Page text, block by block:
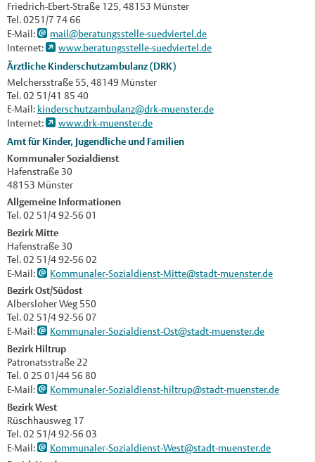
Friedrich-Ebert-Straße 125, 48153 Münster
Tel. 0251/7 74 66
E-Mail:
mail@beratungsstelle-suedviertel.de
Internet:
www.beratungsstelle-suedviertel.de
Ärztliche Kinderschutzambulanz (DRK)
Melchersstraße 55, 48149 Münster
Tel. 02 51/41 85 40
E-Mail: kinderschutzambulanz@drk-muenster.de
Internet:
www.drk-muenster.de
Amt für Kinder, Jugendliche und Familien
Kommunaler Sozialdienst
Hafenstraße 30
48153 Münster
Allgemeine Informationen
Tel. 02 51/4 92-56 01
Bezirk Mitte
Hafenstraße 30
Tel. 02 51/4 92-56 02
E-Mail:
Kommunaler-Sozialdienst-Mitte@stadt-muenster.de
Bezirk Ost/Südost
Albersloher Weg 550
Tel. 02 51/4 92-56 07
E-Mail:
Kommunaler-Sozialdienst-Ost@stadt-muenster.de
Bezirk Hiltrup
Patronatsstraße 22
Tel. 0 25 01/44 56 80
E-Mail:
Kommunaler-Sozialdienst-hiltrup@stadt-muenster.de
Bezirk West
Rüschhausweg 17
Tel. 02 51/4 92-56 03
E-Mail:
Kommunaler-Sozialdienst-West@stadt-muenster.de